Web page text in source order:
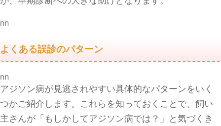
nn
よくある誤診のパターン
nn
アジソン病が見逃されやすい具体的なパターンをいく
つかご紹介します。これらを知っておくことで、飼い
主さんが「もしかしてアジソン病では？」と気づくき